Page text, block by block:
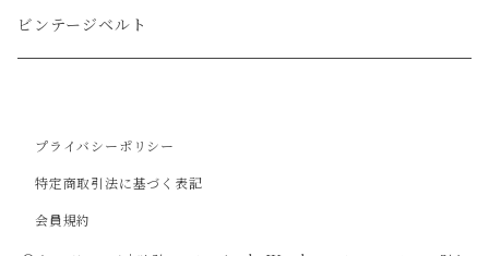
ウォレットロープ
アリゲーター
コードバン
牛革
ZIPPO/ジッポー・ライター
ビンテージベルト
プライバシーポリシー
特定商取引法に基づく表記
会員規約